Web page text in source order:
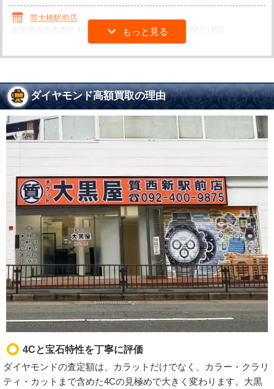
質大橋駅前店
福岡県福岡市南区大橋2-13-13 OIビル鬼倉1F
092-562-1350
ダイヤモンド高額買取の理由
4Cと宝石特性を丁寧に評価
ダイヤモンドの査定額は、カラットだけでなく、カラー・クラリ
ティ・カットまで含めた4Cの見極めで大きく変わります。大黒